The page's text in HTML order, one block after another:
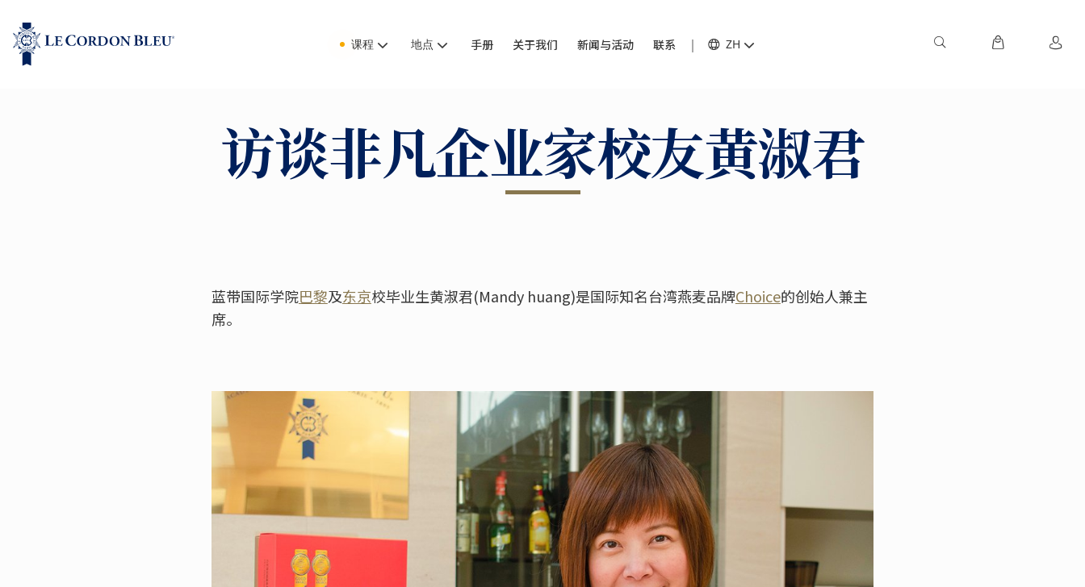
课程 地点 手册 关于我们 新闻与活动 联系 ZH
访谈非凡企业家校友黄淑君
蓝带国际学院巴黎及东京校毕业生黄淑君(Mandy huang)是国际知名台湾燕麦品牌Choice的创始人兼主
席。